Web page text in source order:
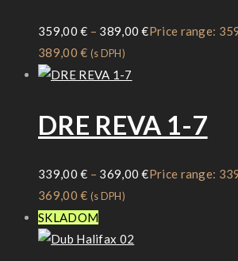
359,00€ – 389,00€Price range:
389,00 € (s DPH)
DRE REVA 1-7
339,00€ – 369,00€Price range:
369,00 € (s DPH)
SKLADOM